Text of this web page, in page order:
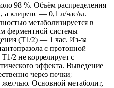
98 %. Объём распределения
а клиренс — 0,1 л/час/кг.
метаболизируется в
ферментной системы
(Т1/2) — 1 час. Из-за
с протонной
2 не коррелирует с
эффекта. Выведение
через почки;
желчью. Основной метаболит,